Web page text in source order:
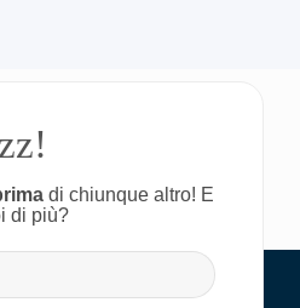
di chiunque altro! E
di più?